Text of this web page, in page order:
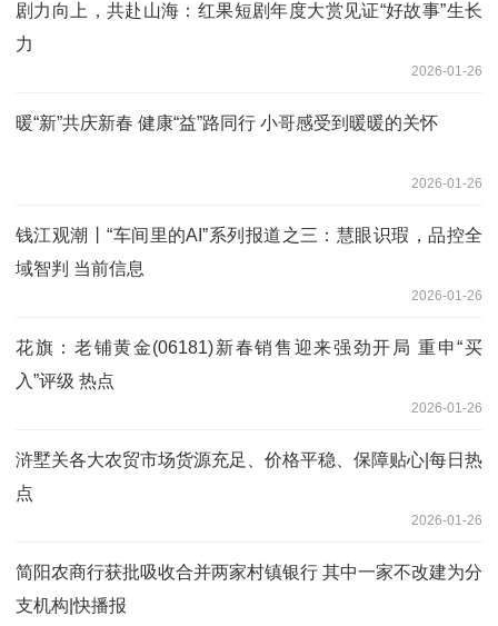
剧力向上，共赴山海：红果短剧年度大赏见证“好故事”生长
力
2026-01-26
暖“新”共庆新春 健康“益”路同行 小哥感受到暖暖的关怀
2026-01-26
钱江观潮丨“车间里的AI”系列报道之三：慧眼识瑕，品控全
域智判 当前信息
2026-01-26
花旗：老铺黄金(06181)新春销售迎来强劲开局 重申“买
入”评级 热点
2026-01-26
浒墅关各大农贸市场货源充足、价格平稳、保障贴心|每日热
点
2026-01-26
简阳农商行获批吸收合并两家村镇银行 其中一家不改建为分
支机构|快播报